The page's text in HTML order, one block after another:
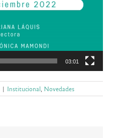
03:01
| Institucional Novedades